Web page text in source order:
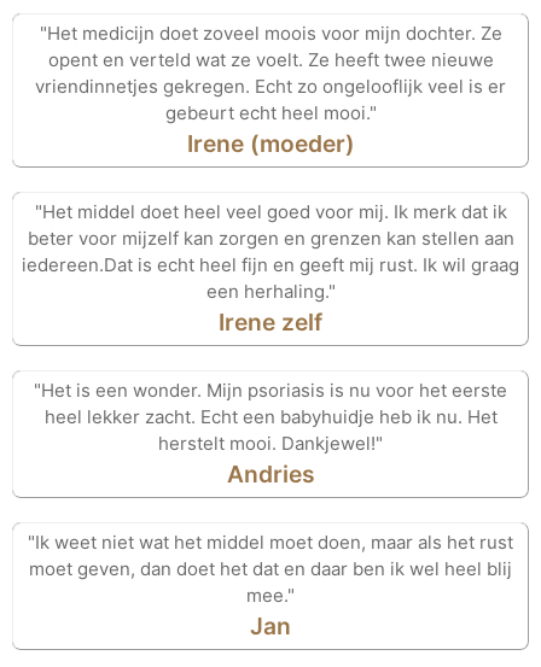
"Het medicijn doet zoveel moois voor mijn dochter. Ze
opent en verteld wat ze voelt. Ze heeft twee nieuwe
vriendinnetjes gekregen. Echt zo ongelooflijk veel is er
gebeurt echt heel mooi."
Irene (moeder)
"Het middel doet heel veel goed voor mij. Ik merk dat ik
beter voor mijzelf kan zorgen en grenzen kan stellen aan
iedereen.Dat is echt heel fijn en geeft mij rust. Ik wil graag
een herhaling."
Irene zelf
"Het is een wonder. Mijn psoriasis is nu voor het eerste
heel lekker zacht. Echt een babyhuidje heb ik nu. Het
herstelt mooi. Dankjewel!"
Andries
"Ik weet niet wat het middel moet doen, maar als het rust
moet geven, dan doet het dat en daar ben ik wel heel blij
mee."
Jan